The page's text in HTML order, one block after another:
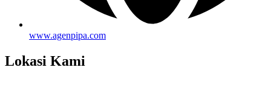
www.agenpipa.com
Lokasi Kami